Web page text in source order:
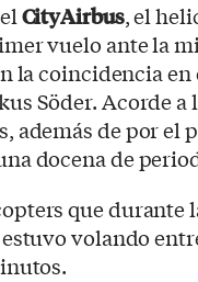
CityAirbus, el
vuelo ante la
la coincidencia
Söder. Acorde a
además de por el
docena de
que durante
volando